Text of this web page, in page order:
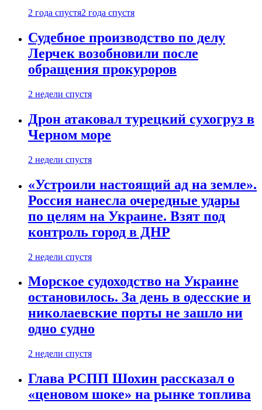
2 года спустя2 года спустя
Судебное производство по делу
Лерчек возобновили после
обращения прокуроров
2 недели спустя
Дрон атаковал турецкий сухогруз в
Черном море
2 недели спустя
«Устроили настоящий ад на земле».
Россия нанесла очередные удары
по целям на Украине. Взят под
контроль город в ДНР
2 недели спустя
Морское судоходство на Украине
остановилось. За день в одесские и
николаевские порты не зашло ни
одно судно
2 недели спустя
Глава РСПП Шохин рассказал о
«ценовом шоке» на рынке топлива